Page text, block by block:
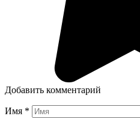
Добавить комментарий
Имя *